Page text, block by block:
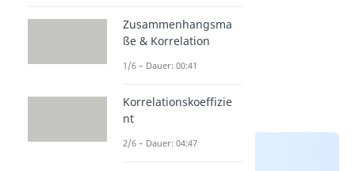
Zusammenhangsma
ße & Korrelation
1/6 – Dauer: 00:41
Korrelationskoeffizie
nt
2/6 – Dauer: 04:47